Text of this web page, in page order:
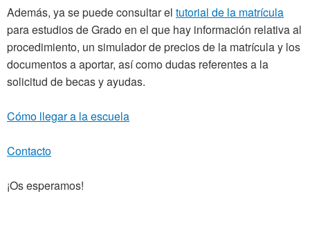
Además, ya se puede consultar el tutorial de la matrícula
para estudios de Grado en el que hay información relativa al
procedimiento, un simulador de precios de la matrícula y los
documentos a aportar, así como dudas referentes a la
solicitud de becas y ayudas.
Cómo llegar a la escuela
Contacto
¡Os esperamos!